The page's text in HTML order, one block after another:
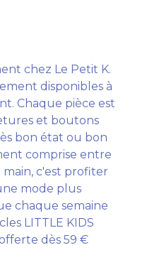
chez Le Petit K.
disponibles à
Chaque pièce est
et boutons
bon état ou bon
comprise entre
main, c'est profiter
mode plus
chaque semaine
LITTLE KIDS
dès 59 €